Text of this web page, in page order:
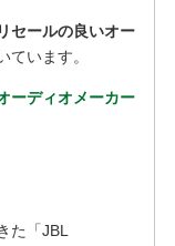
リセールの良いオー
ています。
ーディオメーカー
た「JBL